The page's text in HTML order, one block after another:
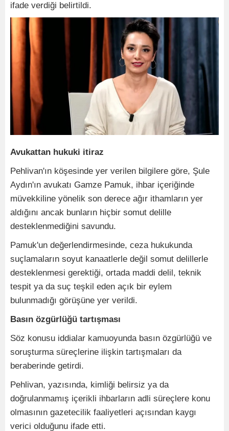
ifade verdiği belirtildi.
Avukattan hukuki itiraz
Pehlivan'ın köşesinde yer verilen bilgilere göre, Şule
Aydın'ın avukatı Gamze Pamuk, ihbar içeriğinde
müvekkiline yönelik son derece ağır ithamların yer
aldığını ancak bunların hiçbir somut delille
desteklenmediğini savundu.
Pamuk'un değerlendirmesinde, ceza hukukunda
suçlamaların soyut kanaatlerle değil somut delillerle
desteklenmesi gerektiği, ortada maddi delil, teknik
tespit ya da suç teşkil eden açık bir eylem
bulunmadığı görüşüne yer verildi.
Basın özgürlüğü tartışması
Söz konusu iddialar kamuoyunda basın özgürlüğü ve
soruşturma süreçlerine ilişkin tartışmaları da
beraberinde getirdi.
Pehlivan, yazısında, kimliği belirsiz ya da
doğrulanmamış içerikli ihbarların adli süreçlere konu
olmasının gazetecilik faaliyetleri açısından kaygı
verici olduğunu ifade etti.